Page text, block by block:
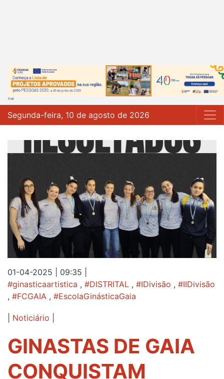
Segunda-feira, 10 de agosto de 2026
01-04-2025 | 09:35
#ginasticaartistica , #DISTRITAL , #IDivisão , #IIDivisão
, #FCGAIA , #EscolaGinásticaGaia
Noticiário
GINASTAS DE GAIA
CONQUISTAM